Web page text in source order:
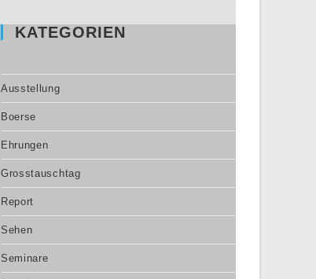
KATEGORIEN
Ausstellung
Boerse
Ehrungen
Grosstauschtag
Report
Sehen
Seminare